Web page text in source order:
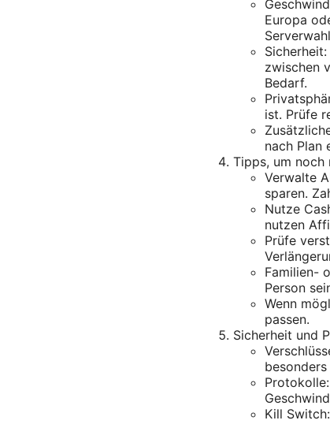
Europa
zwischen
Bedarf.
ist. Prüfe
nach Plan
Tipps, um noch
Verwalte
sparen.
Nutze
nutzen
Prüfe
Familien-
Person
Wenn
passen.
Sicherheit und
Kill